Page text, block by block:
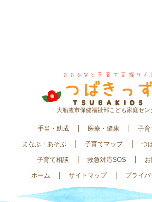
大船渡市保健福祉部こども家庭セン
手当・助成 医療・健康 子育
まなぶ・あそぶ 子育てマップ つ
子育て相談 救急対応SOS
ホーム サイトマップ プライ